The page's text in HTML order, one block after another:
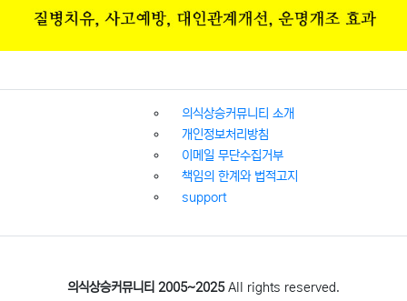
의식상승커뮤니티 소개
개인정보처리방침
이메일 무단수집거부
책임의 한계와 법적고지
support
의식상승커뮤니티 2005~2025All rights reserved.